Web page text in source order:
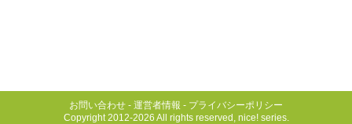
お問い合わせ - 運営者情報 - プライバシーポリシー
Copyright 2012-2026 All rights reserved, nice! series.